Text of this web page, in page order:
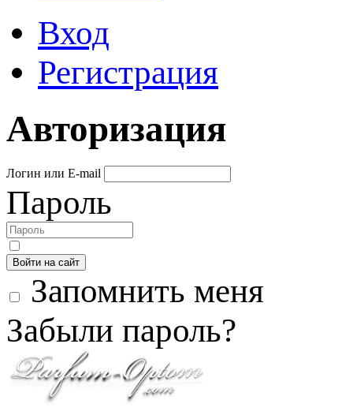
Вход
Регистрация
Авторизация
Логин или E-mail
Пароль
Войти на сайт
Запомнить меня
Забыли пароль?